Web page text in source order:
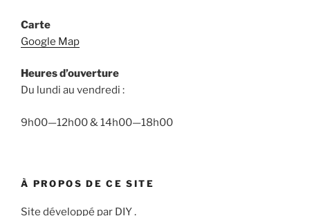
Carte
Google Map
Heures d’ouverture
Du lundi au vendredi :
9h00—12h00 & 14h00—18h00
À PROPOS DE CE SITE
Site développé par DIY .